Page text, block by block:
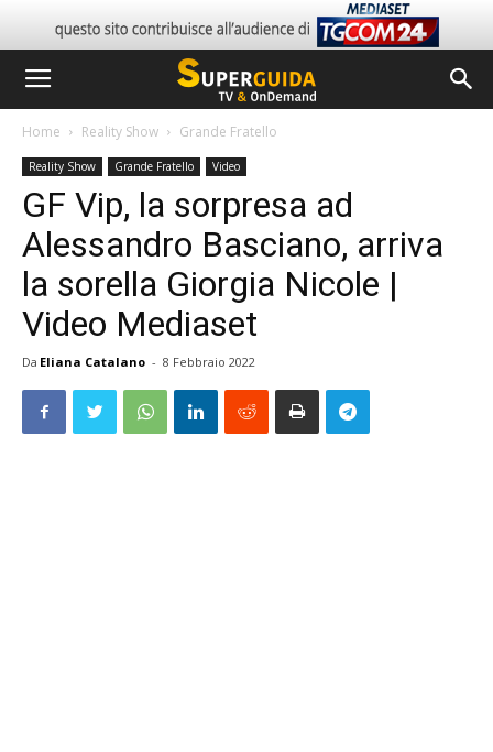
Home Reality Show Grande Fratello
Reality Show Grande Fratello Video
GF Vip, la sorpresa ad
Alessandro Basciano, arriva
la sorella Giorgia Nicole |
Video Mediaset
Da Eliana Catalano - 8 Febbraio 2022